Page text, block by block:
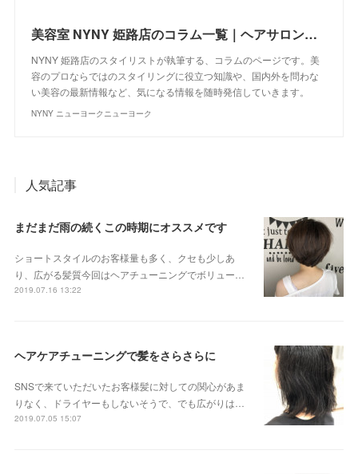
美容室 NYNY 姫路店のコラム一覧｜ヘアサロン・美容院｜ニューヨークニューヨーク
NYNY 姫路店のスタイリストが執筆する、コラムのページです。美
容のプロならではのスタイリングに役立つ知識や、国内外を問わな
い美容の最新情報など、気になる情報を随時発信していきます。
NYNY ニューヨークニューヨーク
人気記事
まだまだ雨の続くこの時期にオススメです
ショートスタイルのお客様量も多く、クセも少しあ
り、広がる髪質今回はヘアチューニングでボリュー…
2019.07.16 13:22
ヘアケアチューニングで髪をさらさらに
SNSで来ていただいたお客様髪に対しての関心があま
りなく、ドライヤーもしないそうで、でも広がりは…
2019.07.05 15:07